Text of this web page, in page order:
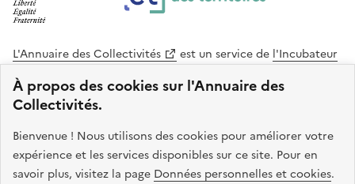
À propos des cookies sur l'Annuaire des
Collectivités.
Bienvenue ! Nous utilisons des cookies pour améliorer votre
expérience et les services disponibles sur ce site. Pour en
savoir plus, visitez la page Données personnelles et cookies.
L'Annuaire des Collectivités est un service de l'Incubateur
des Territoires
Cohésion des Territoires
. Le code source de ce site web
est disponible en licence libre. Le design de ce site est conçu
avec le système de design de l’État.
legifrance.gouv.fr
info.gouv.fr